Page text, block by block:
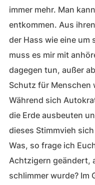
immer mehr. Man
entkommen. Aus
der Hass wie eine um
muss es mir mit
dagegen tun, außer
Schutz für Menschen
Während sich
die Erde ausbeuten
dieses Stimmvieh
Was, so frage ich
Achtzigern geändert,
schlimmer wurde? Im